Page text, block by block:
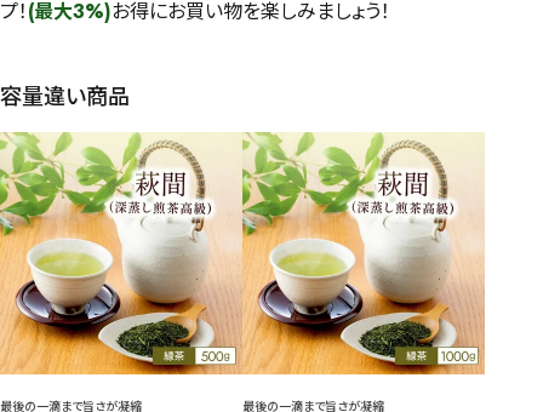
プ！(最大3%)お得にお買い物を楽しみましょう！
容量違い商品
最後の一滴まで旨さが凝縮 最後の一滴まで旨さが凝縮